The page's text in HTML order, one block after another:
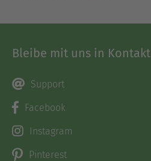
Bleibe mit uns in Kontakt
Support
Facebook
Instagram
Pinterest